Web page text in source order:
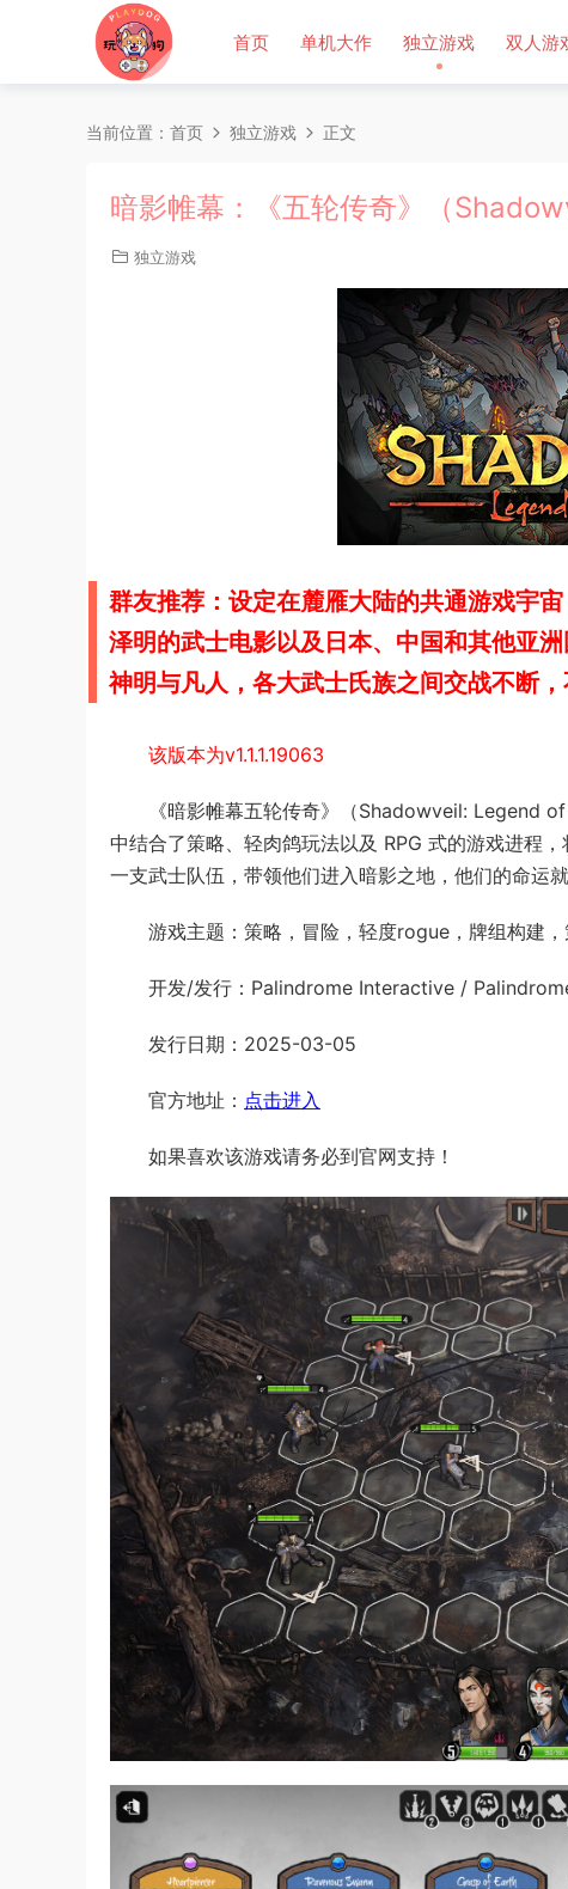
首页 单机大作 独立游戏 双人游
当前位置： 首页 独立游戏 正文
暗影帷幕：《五轮传奇》（
独立游戏
群友推荐：设定在麓雁大陆的共通游戏宇
泽明的武士电影以及日本、中国和其他亚
神明与凡人，各大武士氏族之间交战不断
该版本为v1.1.1.19063
《暗影帷幕五轮传奇》（Shadowveil: Legend
中结合了策略、轻肉鸽玩法以及 RPG 式的游戏进程
一支武士队伍，带领他们进入暗影之地，他们的命运就
游戏主题：策略，冒险，轻度rogue，牌组构建
开发/发行：Palindrome Interactive /
发行日期：2025-03-05
官方地址： 点击进入
如果喜欢该游戏请务必到官网支持！